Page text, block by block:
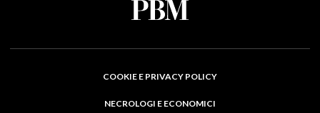
COOKIE E PRIVACY POLICY
NECROLOGI E ECONOMICI